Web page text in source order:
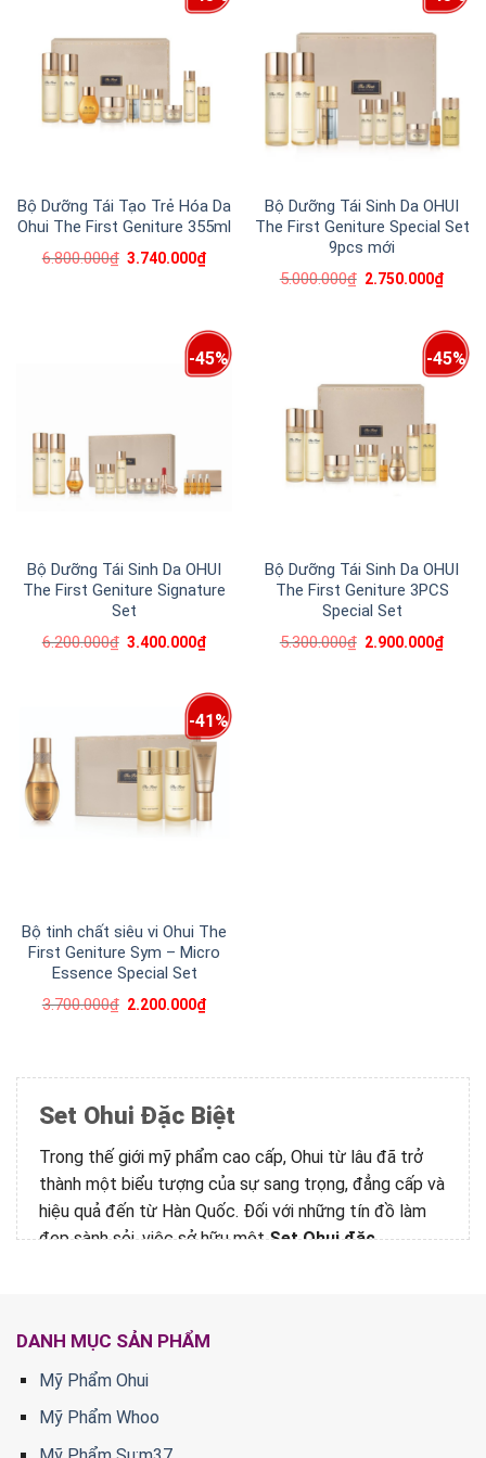
Bộ Dưỡng Tái Tạo Trẻ Hóa Da
Ohui The First Geniture 355ml
6.800.000₫ 3.740.000₫
Bộ Dưỡng Tái Sinh Da OHUI
The First Geniture Special Set
9pcs mới
5.000.000₫ 2.750.000₫
-45%
Bộ Dưỡng Tái Sinh Da OHUI
The First Geniture Signature
Set
6.200.000₫ 3.400.000₫
-45%
Bộ Dưỡng Tái Sinh Da OHUI
The First Geniture 3PCS
Special Set
5.300.000₫ 2.900.000₫
-41%
Bộ tinh chất siêu vi Ohui The
First Geniture Sym – Micro
Essence Special Set
3.700.000₫ 2.200.000₫
Set Ohui Đặc Biệt
Trong thế giới mỹ phẩm cao cấp, Ohui từ lâu đã trở
thành một biểu tượng của sự sang trọng, đẳng cấp và
hiệu quả đến từ Hàn Quốc. Đối với những tín đồ làm
đẹp sành sỏi, việc sở hữu mộtSet Ohui đặc
được thiết kế tỉ mỉ, kết hợp các bước dưỡng da hoàn
hảo, mang lại giải pháp toàn diện và tối ưu chi phí hơn
Tuy nhiên, giữa một “rừng” các dòng sản phẩm đình
DANH MỤC SẢN PHẨM
Mỹ Phẩm Ohui
Mỹ Phẩm Whoo